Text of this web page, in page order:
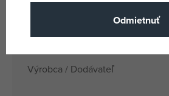
Dodávateľské číslo
Výrobca / Dodávateľ
Odmietnuť